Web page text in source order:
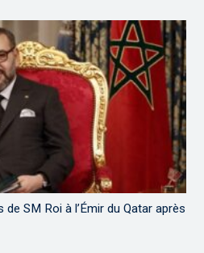
SM Roi à l’Émir du Qatar après